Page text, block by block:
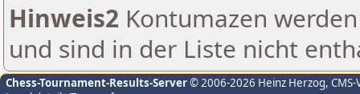
Hinweis2 Kontumazen
und sind in der Liste nicht
Chess-Tournament-Results-Server© 2006-2026 Heinz Herzog,